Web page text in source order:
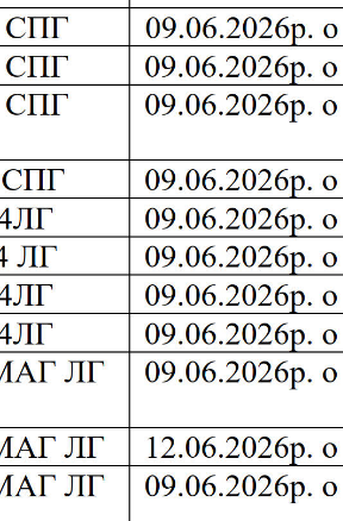
р.), студент 2-го курсу 2024 рі…
- 27.09.2022 р.), випускник 2017
03.07.2023 р.), випускник 2019 року.
- 20.05.2022 р.), випускник 1999 року.
- 28.12.2023 р.), студент 2 курсу з…
- 03.2022 р.), випускник 1992 року.
- 25.08.2023 р.), випускник 2016 року.
р.), випускник 1996 року.